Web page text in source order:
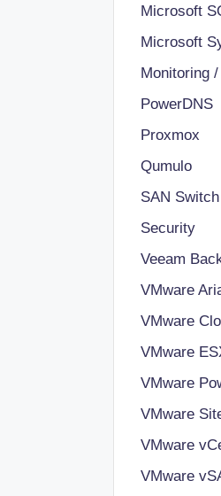
Microsoft
Microsoft
Monitoring
PowerDNS
Proxmox
Qumulo
SAN Switch
Security
Veeam
VMware
VMware
VMware
VMware
VMware
VMware
VMware